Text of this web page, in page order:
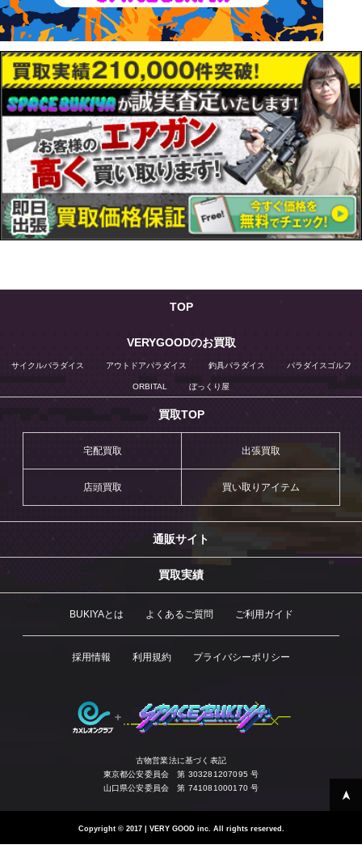
TOP
VERYGOODのお買取
サイクルパラダイス アウトドアパラダイス 釣具パラダイス パラダイスゴルフ
ORBITAL ぼっくり屋
買取TOP
宅配買取 出張買取
店頭買取 買い取りアイテム
通販サイト
買取実績
BUKIYAとは よくあるご質問 ご利用ガイド
採用情報 利用規約 プライバシーポリシー
古物営業法に基づく表記
東京都公安委員会 第 303281207095 号
山口県公安委員会 第 741081000170 号
Copyright ©2017 | VERY GOOD inc. All rights reserved.